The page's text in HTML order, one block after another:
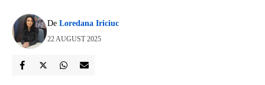
De Loredana Iriciuc
22 AUGUST 2025